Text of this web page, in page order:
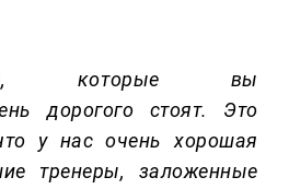
которые вы
дорогого стоят. Это
у нас очень хорошая
тренеры, заложенные